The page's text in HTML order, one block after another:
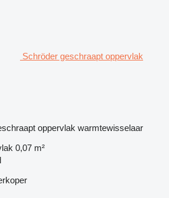
Schröder geschraapt oppervlak
oppervlak warmtewisselaar
0,07 m²